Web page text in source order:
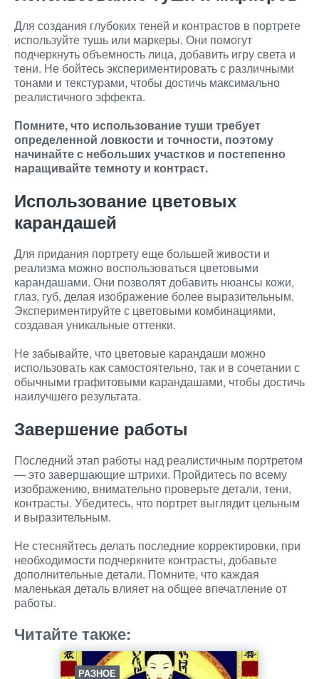
Для создания глубоких теней и контрастов в портрете
используйте тушь или маркеры. Они помогут
подчеркнуть объемность лица, добавить игру света и
тени. Не бойтесь экспериментировать с различными
тонами и текстурами, чтобы достичь максимально
реалистичного эффекта.
Помните, что использование туши требует
определенной ловкости и точности, поэтому
начинайте с небольших участков и постепенно
наращивайте темноту и контраст.
Использование цветовых
карандашей
Для придания портрету еще большей живости и
реализма можно воспользоваться цветовыми
карандашами. Они позволят добавить нюансы кожи,
глаз, губ, делая изображение более выразительным.
Экспериментируйте с цветовыми комбинациями,
создавая уникальные оттенки.
Не забывайте, что цветовые карандаши можно
использовать как самостоятельно, так и в сочетании с
обычными графитовыми карандашами, чтобы достичь
наилучшего результата.
Завершение работы
Последний этап работы над реалистичным портретом
— это завершающие штрихи. Пройдитесь по всему
изображению, внимательно проверьте детали, тени,
контрасты. Убедитесь, что портрет выглядит цельным
и выразительным.
Не стесняйтесь делать последние корректировки, при
необходимости подчеркните контрасты, добавьте
дополнительные детали. Помните, что каждая
маленькая деталь влияет на общее впечатление от
работы.
Читайте также:
РАЗНОЕ